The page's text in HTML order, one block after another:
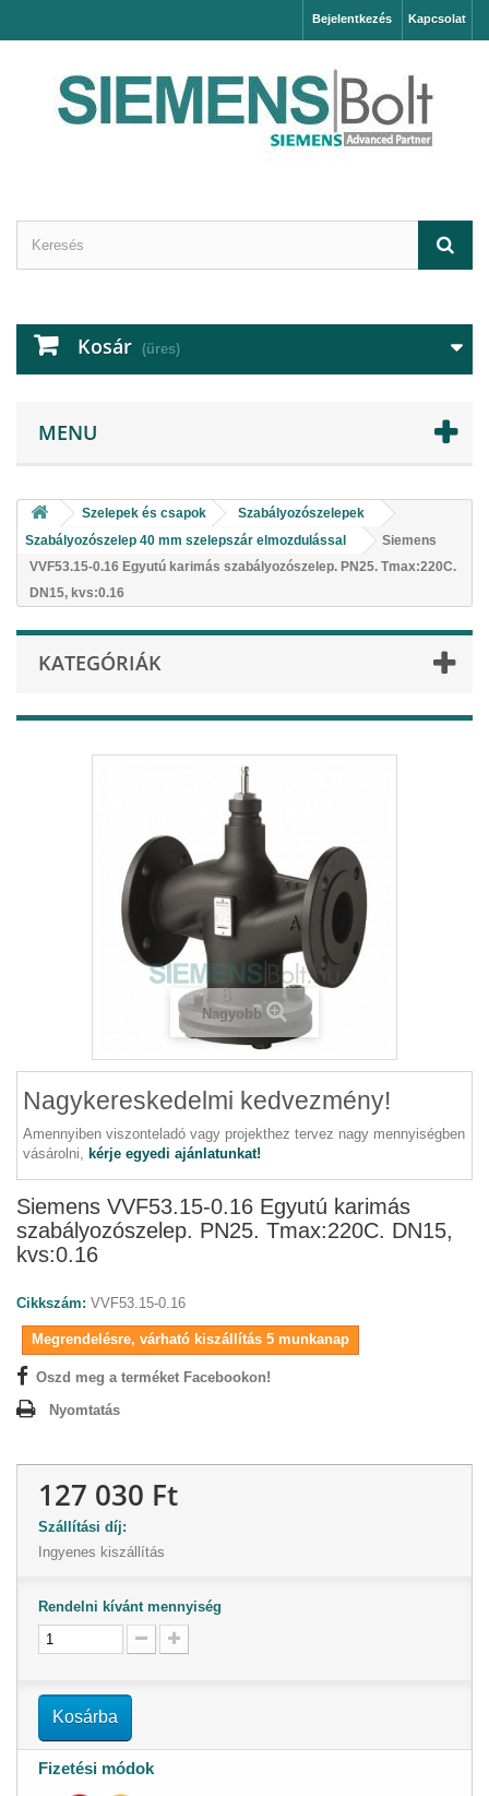
Kapcsolat
Bejelentkezés
Kosár (üres)
MENU
Szelepek és csapok
Szabályozószelepek
Szabályozószelep 40 mm szelepszár elmozdulással
Siemens
VVF53.15-0.16 Egyutú karimás szabályozószelep. PN25. Tmax:220C.
DN15, kvs:0.16
KATEGÓRIÁK
Nagyobb
Nagykereskedelmi kedvezmény!
Amennyiben viszonteladó vagy projekthez tervez nagy mennyiségben
vásárolni, kérje egyedi ajánlatunkat!
Siemens VVF53.15-0.16 Egyutú karimás
szabályozószelep. PN25. Tmax:220C. DN15,
kvs:0.16
Cikkszám: VVF53.15-0.16
Megrendelésre, várható kiszállítás 5 munkanap
Oszd meg a terméket Facebookon!
Nyomtatás
127 030 Ft
Szállítási díj:
Ingyenes kiszállítás
Rendelni kívánt mennyiség
Kosárba
Fizetési módok